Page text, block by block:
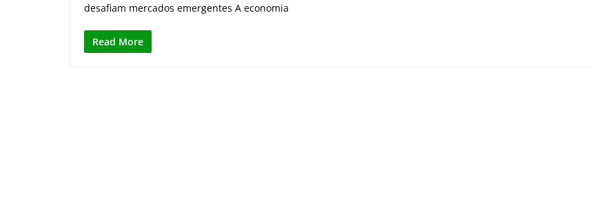
desafiam mercados emergentes A economia
Read More